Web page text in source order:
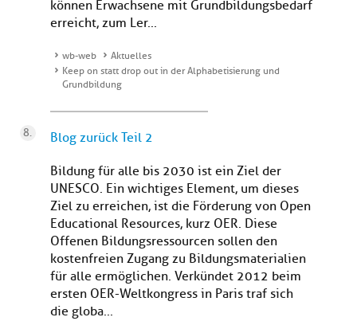
können Erwachsene mit Grundbildungsbedarf
erreicht, zum Ler...
wb-web
Aktuelles
Keep on statt drop out in der Alphabetisierung und
Grundbildung
Blog zurück Teil 2
Bildung für alle bis 2030 ist ein Ziel der
UNESCO. Ein wichtiges Element, um dieses
Ziel zu erreichen, ist die Förderung von Open
Educational Resources, kurz OER. Diese
Offenen Bildungsressourcen sollen den
kostenfreien Zugang zu Bildungsmaterialien
für alle ermöglichen. Verkündet 2012 beim
ersten OER-Weltkongress in Paris traf sich
die globa...